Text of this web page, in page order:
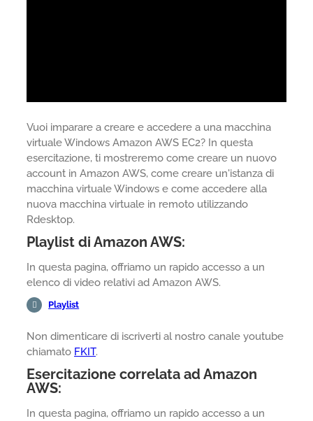
Vuoi imparare a creare e accedere a una macchina
virtuale Windows Amazon AWS EC2? In questa
esercitazione, ti mostreremo come creare un nuovo
account in Amazon AWS, come creare un'istanza di
macchina virtuale Windows e come accedere alla
nuova macchina virtuale in remoto utilizzando
Rdesktop.
Playlist di Amazon AWS:
In questa pagina, offriamo un rapido accesso a un
elenco di video relativi ad Amazon AWS.
Playlist
Non dimenticare di iscriverti al nostro canale youtube
chiamato FKIT.
Esercitazione correlata ad Amazon
AWS:
In questa pagina, offriamo un rapido accesso a un